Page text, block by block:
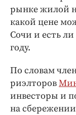
Клиника
Бренд
рынке жилой
какой цене
Сочи и есть
году.
По словам
риэлторов
инвесторы и
на